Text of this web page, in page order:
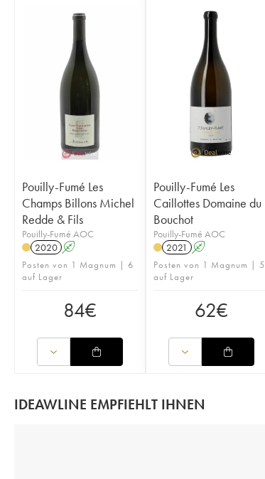
Pouilly-Fumé Les
Champs Billons Michel
Redde & Fils
Pouilly-Fumé AOC
2020 A
Posten von 1 Magnum | 6
auf Lager
84€
Pouilly-Fumé Les
Caillottes Domaine du
Bouchot
Pouilly-Fumé AOC
2021 A
Posten von 1 Magnum | 5
auf Lager
62€
IDEAWLINE EMPFIEHLT IHNEN